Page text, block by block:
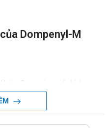
Dompenyl-M
Dopamine, giúp kích
co thắt dạ dày ruột và không
dịch vị của dạ dày. Hoạt chất